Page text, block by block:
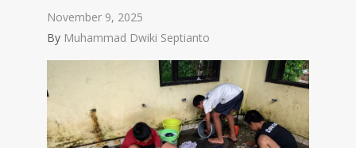
November 9, 2025
By Muhammad Dwiki Septianto